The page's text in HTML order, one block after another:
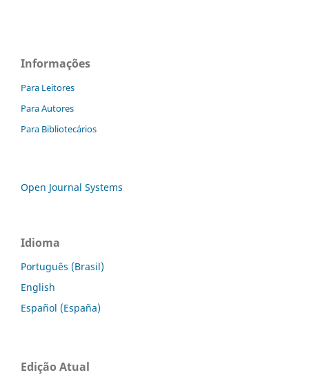
Informações
Para Leitores
Para Autores
Para Bibliotecários
Open Journal Systems
Idioma
Português (Brasil)
English
Español (España)
Edição Atual